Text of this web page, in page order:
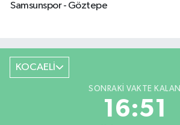
Samsunspor - Göztepe
KOCAELİ
SONRAKI VAKTE KALAN
16:51